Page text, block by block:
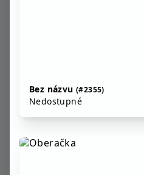
Bez názvu (#2355)
Nedostupné